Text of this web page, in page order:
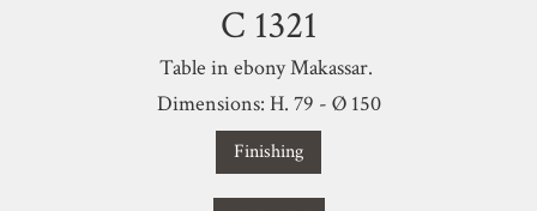
C 1321
Table in ebony Makassar.
Dimensions: H. 79 - Ø 150
Finishing